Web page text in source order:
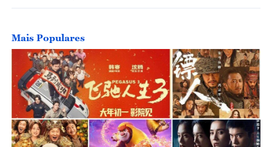
Mais Populares